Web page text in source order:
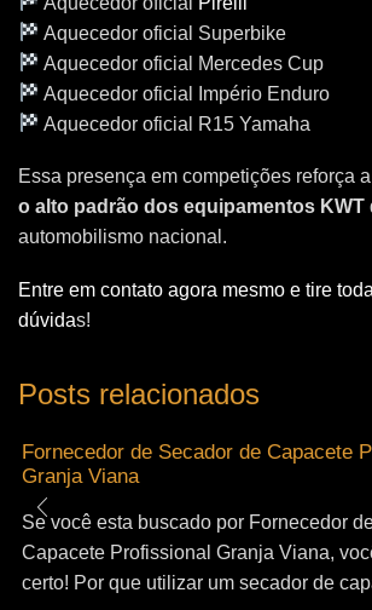
Aquecedor oficial Superbike
Aquecedor oficial Mercedes Cup
Aquecedor oficial Império Enduro
Aquecedor oficial R15 Yamaha
Essa presença em competições reforça a
o alto padrão dos equipamentos KWT
automobilismo nacional.
Entre em contato agora mesmo e tire
dúvidas!
Posts relacionados
Fornecedor de Secador de Capacete
Granja Viana
Se você esta buscado por Fornecedor
Capacete Profissional Granja Viana,
certo! Por que utilizar um secador de